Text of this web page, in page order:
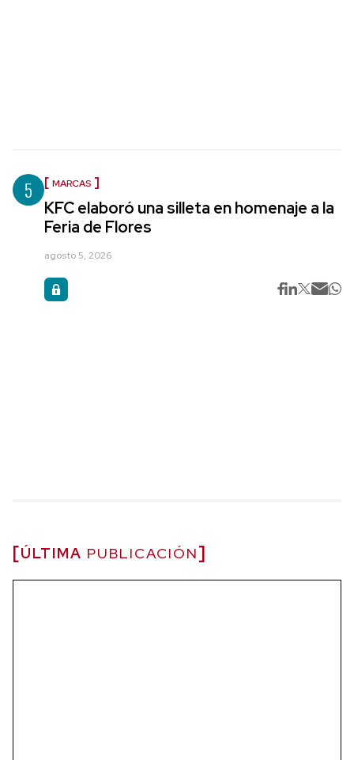
5 MARCAS
KFC elaboró una silleta en homenaje a la
Feria de Flores
agosto 5, 2026
ÚLTIMA PUBLICACIÓN